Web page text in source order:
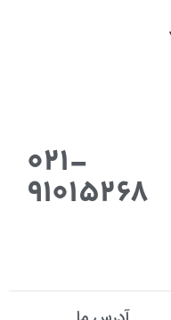
021-
91015268